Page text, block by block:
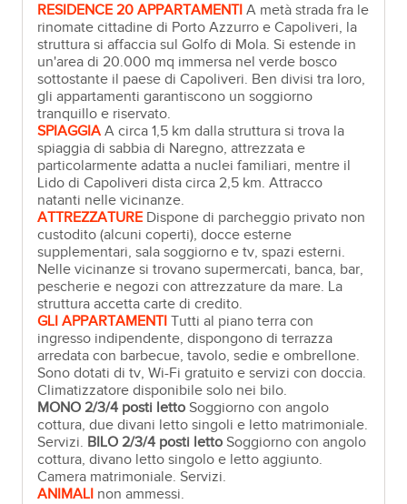
RESIDENCE 20 APPARTAMENTI A metà strada fra le
rinomate cittadine di Porto Azzurro e Capoliveri, la
struttura si affaccia sul Golfo di Mola. Si estende in
un'area di 20.000 mq immersa nel verde bosco
sottostante il paese di Capoliveri. Ben divisi tra loro,
gli appartamenti garantiscono un soggiorno
tranquillo e riservato.
SPIAGGIA A circa 1,5 km dalla struttura si trova la
spiaggia di sabbia di Naregno, attrezzata e
particolarmente adatta a nuclei familiari, mentre il
Lido di Capoliveri dista circa 2,5 km. Attracco
natanti nelle vicinanze.
ATTREZZATURE Dispone di parcheggio privato non
custodito (alcuni coperti), docce esterne
supplementari, sala soggiorno e tv, spazi esterni.
Nelle vicinanze si trovano supermercati, banca, bar,
pescherie e negozi con attrezzature da mare. La
struttura accetta carte di credito.
GLI APPARTAMENTI Tutti al piano terra con
ingresso indipendente, dispongono di terrazza
arredata con barbecue, tavolo, sedie e ombrellone.
Sono dotati di tv, Wi-Fi gratuito e servizi con doccia.
Climatizzatore disponibile solo nei bilo.
MONO 2/3/4 posti letto Soggiorno con angolo
cottura, due divani letto singoli e letto matrimoniale.
Servizi. BILO 2/3/4 posti letto Soggiorno con angolo
cottura, divano letto singolo e letto aggiunto.
Camera matrimoniale. Servizi.
ANIMALI non ammessi.